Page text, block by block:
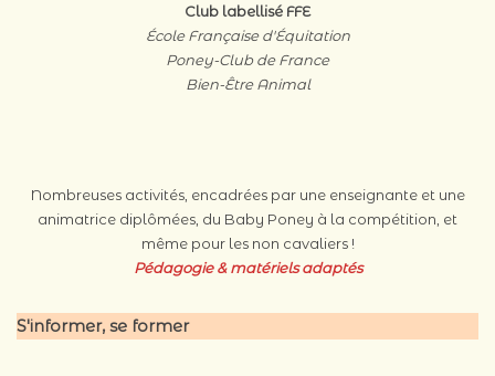
Club labellisé FFE
École Française d'Équitation
Poney-Club de France
Bien-Être Animal
Nombreuses activités, encadrées par une enseignante et une
animatrice diplômées, du Baby Poney à la compétition, et
même pour les non cavaliers !
Pédagogie & matérielsadaptés
S'informer, se former